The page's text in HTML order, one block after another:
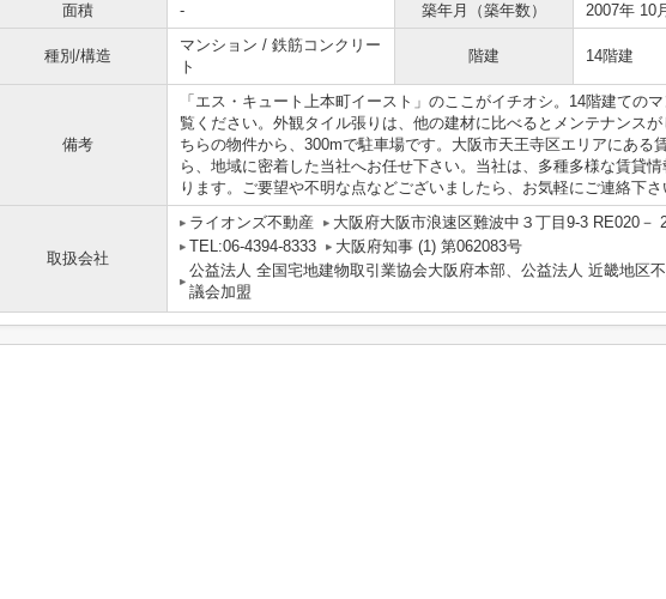
面積
- 築年月（築年数） 2007年 10
種別/構造
マンション / 鉄筋コンクリー
ト
階建 14階建
備考
「エス・キュート上本町イースト」のここがイチオシ。14階建ての
覧ください。外観タイル張りは、他の建材に比べるとメンテナンスが
ちらの物件から、300mで駐車場です。大阪市天王寺区エリアにある
ら、地域に密着した当社へお任せ下さい。当社は、多種多様な賃貸
ります。ご要望や不明な点などございましたら、お気軽にご連絡下さ
取扱会社
ライオンズ不動産
大阪府大阪市浪速区難波中３丁目9-3 RE020－
TEL:06-4394-8333
大阪府知事 (1) 第062083号
公益法人 全国宅地建物取引業協会大阪府本部、公益法人 近畿地区
議会加盟